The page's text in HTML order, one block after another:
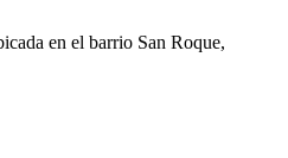
en el barrio San Roque,